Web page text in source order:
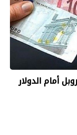
أمام الدولار